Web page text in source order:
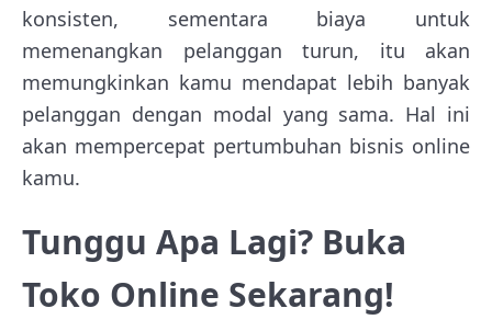
konsisten, sementara biaya untuk
memenangkan pelanggan turun, itu akan
memungkinkan kamu mendapat lebih banyak
pelanggan dengan modal yang sama. Hal ini
akan mempercepat pertumbuhan bisnis online
kamu.
Tunggu Apa Lagi? Buka
Toko Online Sekarang!